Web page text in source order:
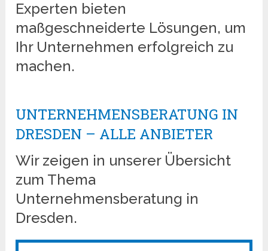
Experten bieten
maßgeschneiderte Lösungen, um
Ihr Unternehmen erfolgreich zu
machen.
UNTERNEHMENSBERATUNG IN
DRESDEN – ALLE ANBIETER
Wir zeigen in unserer Übersicht
zum Thema
Unternehmensberatung in
Dresden.